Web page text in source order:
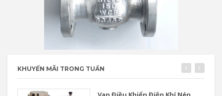
KHUYẾN MÃI TRONG TUẦN